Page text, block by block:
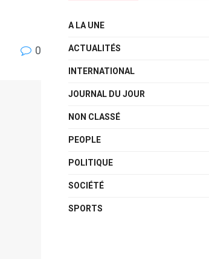
0
A LA UNE
ACTUALITÉS
INTERNATIONAL
JOURNAL DU JOUR
NON CLASSÉ
PEOPLE
POLITIQUE
SOCIÉTÉ
SPORTS